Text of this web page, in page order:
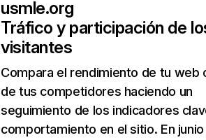
usmle.org
Tráfico y participación de
visitantes
Compara el rendimiento de tu web
de tus competidores haciendo un
seguimiento de los indicadores
comportamiento en el sitio. En junio